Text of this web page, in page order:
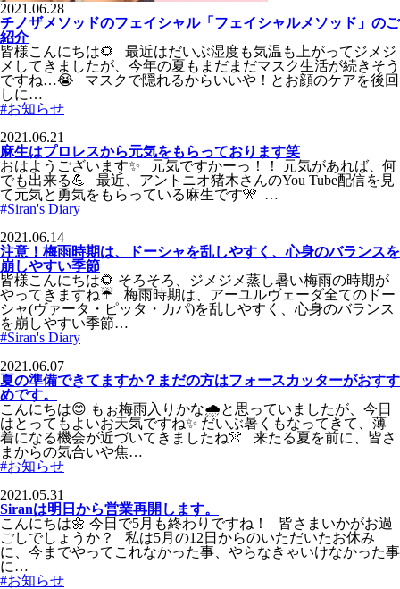
2021.06.28
チノザメソッドのフェイシャル「フェイシャルメソッド」のご
紹介
皆様こんにちは🌻 最近はだいぶ湿度も気温も上がってジメジ
メしてきましたが、今年の夏もまだまだマスク生活が続きそう
ですね…😭 マスクで隠れるからいいや！とお顔のケアを後回
しに…
#お知らせ
2021.06.21
麻生はプロレスから元気をもらっております笑
おはようございます✨ 元気ですかーっ！！ 元気があれば、何
でも出来る💪 最近、アントニオ猪木さんのYou Tube配信を見
て元気と勇気をもらっている麻生です🎌 …
#Siran's Diary
2021.06.14
注意！梅雨時期は、ドーシャを乱しやすく、心身のバランスを
崩しやすい季節
皆様こんにちは🌻 そろそろ、ジメジメ蒸し暑い梅雨の時期が
やってきますね☔ 梅雨時期は、アーユルヴェーダ全てのドー
シャ(ヴァータ・ピッタ・カパ)を乱しやすく、心身のバランス
を崩しやすい季節…
#Siran's Diary
2021.06.07
夏の準備できてますか？まだの方はフォースカッターがおすす
めです。
こんにちは😊 もぉ梅雨入りかな🌧と思っていましたが、今日
はとってもよいお天気ですね✨ だいぶ暑くもなってきて、薄
着になる機会が近づいてきましたね👚 来たる夏を前に、皆さ
まからの気合いや焦…
#お知らせ
2021.05.31
Siranは明日から営業再開します。
こんにちは🌼 今日で5月も終わりですね！ 皆さまいかがお過
ごしでしょうか？ 私は5月の12日からのいただいたお休み
に、今までやってこれなかった事、やらなきゃいけなかった事
に…
#お知らせ